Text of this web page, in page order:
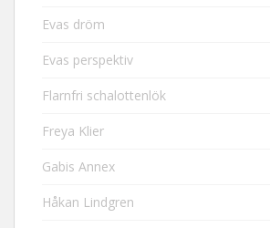
Evas dröm
Evas perspektiv
Flarnfri schalottenlök
Freya Klier
Gabis Annex
Håkan Lindgren